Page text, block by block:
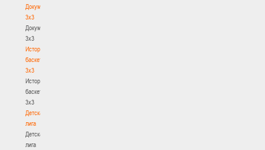
Документы
3х3
Документы
3х3
История
баскетбола
3х3
История
баскетбола
3х3
Детская
лига
Детская
лига